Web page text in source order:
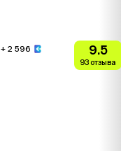
+ 2 596 9.5
93 отзыва